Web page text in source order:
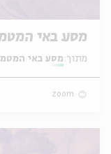
מסע באי
מתוך: מסע באי
zoom